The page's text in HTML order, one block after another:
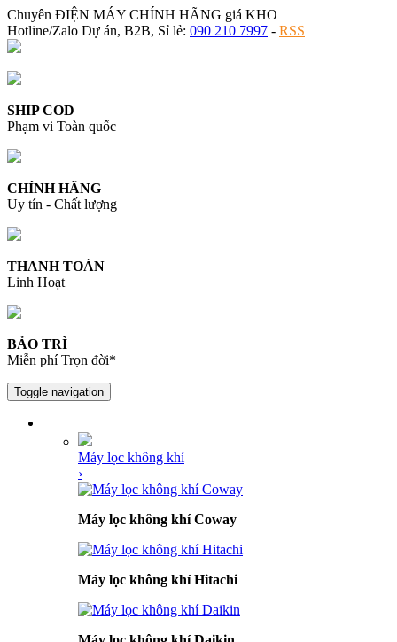
Chuyên ĐIỆN MÁY CHÍNH HÃNG giá KHO
Hotline/Zalo Dự án, B2B, Sỉ lẻ: 090 210 7997 - RSS
SHIP COD
Phạm vi Toàn quốc
CHÍNH HÃNG
Uy tín - Chất lượng
THANH TOÁN
Linh Hoạt
BẢO TRÌ
Miễn phí Trọn đời*
Toggle navigation
Máy lọc không khí
›
Máy lọc không khí Coway
Máy lọc không khí Hitachi